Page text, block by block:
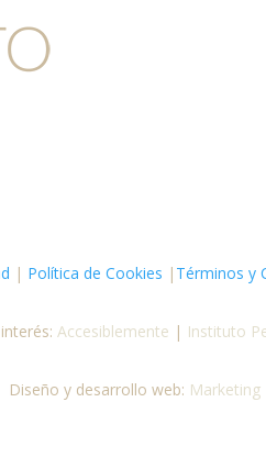
| Política de Cookies | Términos y
Accesiblemente | Instituto
Diseño y desarrollo web: Marketing